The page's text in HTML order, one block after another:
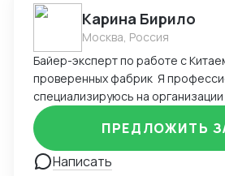
Карина Бирило
Москва, Россия
Байер-эксперт по работе с
проверенных фабрик Я
специализируюсь на
закупок в Китае. Мой
позволяют клиентам избежать
значительно сэкономить
направления работы: Поиск и
Написать
ПРЕДЛОЖИТЬ